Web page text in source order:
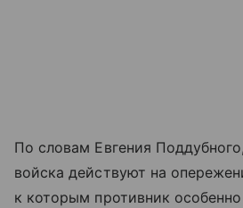
По словам Евгения
войска действуют на
к которым противник особенно